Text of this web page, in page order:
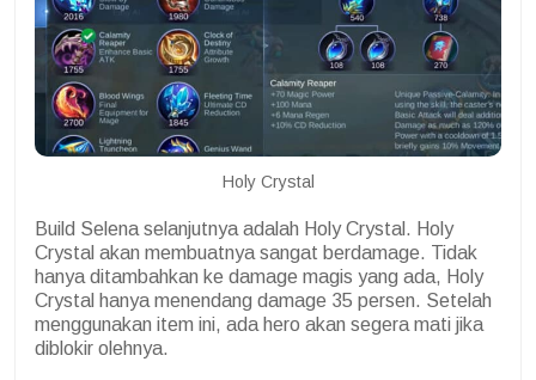
Holy Crystal
Build Selena selanjutnya adalah Holy Crystal. Holy
Crystal akan membuatnya sangat berdamage. Tidak
hanya ditambahkan ke damage magis yang ada, Holy
Crystal hanya menendang damage 35 persen. Setelah
menggunakan item ini, ada hero akan segera mati jika
diblokir olehnya.